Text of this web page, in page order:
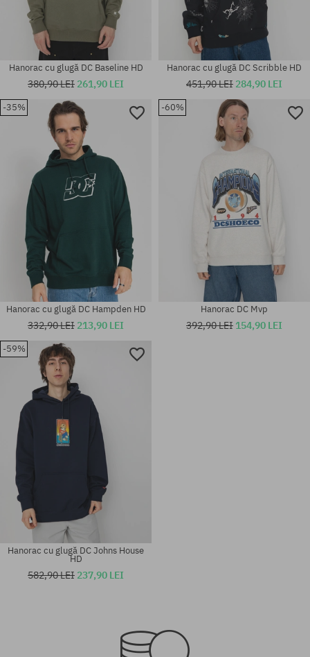
Mărimi existente:
Mărimi existente:
Mărimi existente:
Hanorac cu glugă DC Baseline HD
380,90 LEI 261,90 LEI
Hanorac cu glugă DC Scribble HD
451,90 LEI 284,90 LEI
-35%
Hanorac cu glugă DC Hampden HD
332,90 LEI 213,90 LEI
-60%
M; L
Hanorac DC Mvp
392,90 LEI 154,90 LEI
-59%
Hanorac cu glugă DC Johns House
HD
582,90 LEI 237,90 LEI